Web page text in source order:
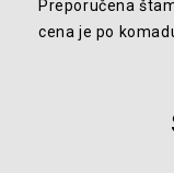
Preporučena
cena je po